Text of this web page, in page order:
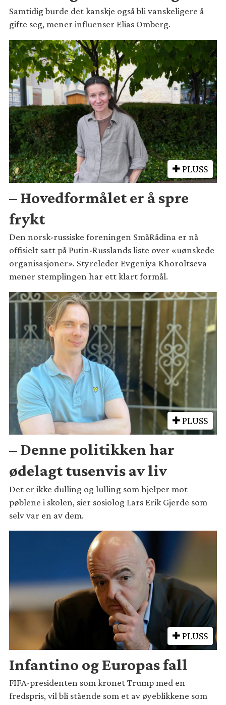
Samtidig burde det kanskje også bli vanskeligere å
gifte seg, mener influenser Elias Omberg.
PLUSS
– Hovedformålet er å spre
frykt
Den norsk-russiske foreningen SmåRådina er nå
offisielt satt på Putin-Russlands liste over «uønskede
organisasjoner». Styreleder Evgeniya Khoroltseva
mener stemplingen har ett klart formål.
PLUSS
– Denne politikken har
ødelagt tusenvis av liv
Det er ikke dulling og lulling som hjelper mot
pøblene i skolen, sier sosiolog Lars Erik Gjerde som
selv var en av dem.
PLUSS
Infantino og Europas fall
FIFA-presidenten som kronet Trump med en
fredspris, vil bli stående som et av øyeblikkene som